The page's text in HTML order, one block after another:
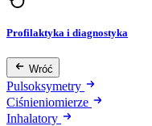
Profilaktyka i diagnostyka
Wróć
Pulsoksymetry
Ciśnieniomierze
Inhalatory